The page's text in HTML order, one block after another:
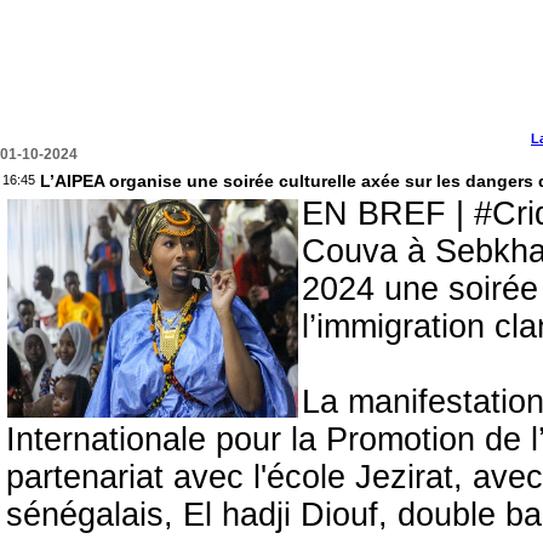
01-10-2024
16:45 L’AIPEA organise une soirée culturelle axée sur les
EN BREF |
Couva à
2024 une
l’immigration
La
Internationale pour la Promotion de
partenariat avec l'école Jezirat,
sénégalais, El hadji Diouf, double